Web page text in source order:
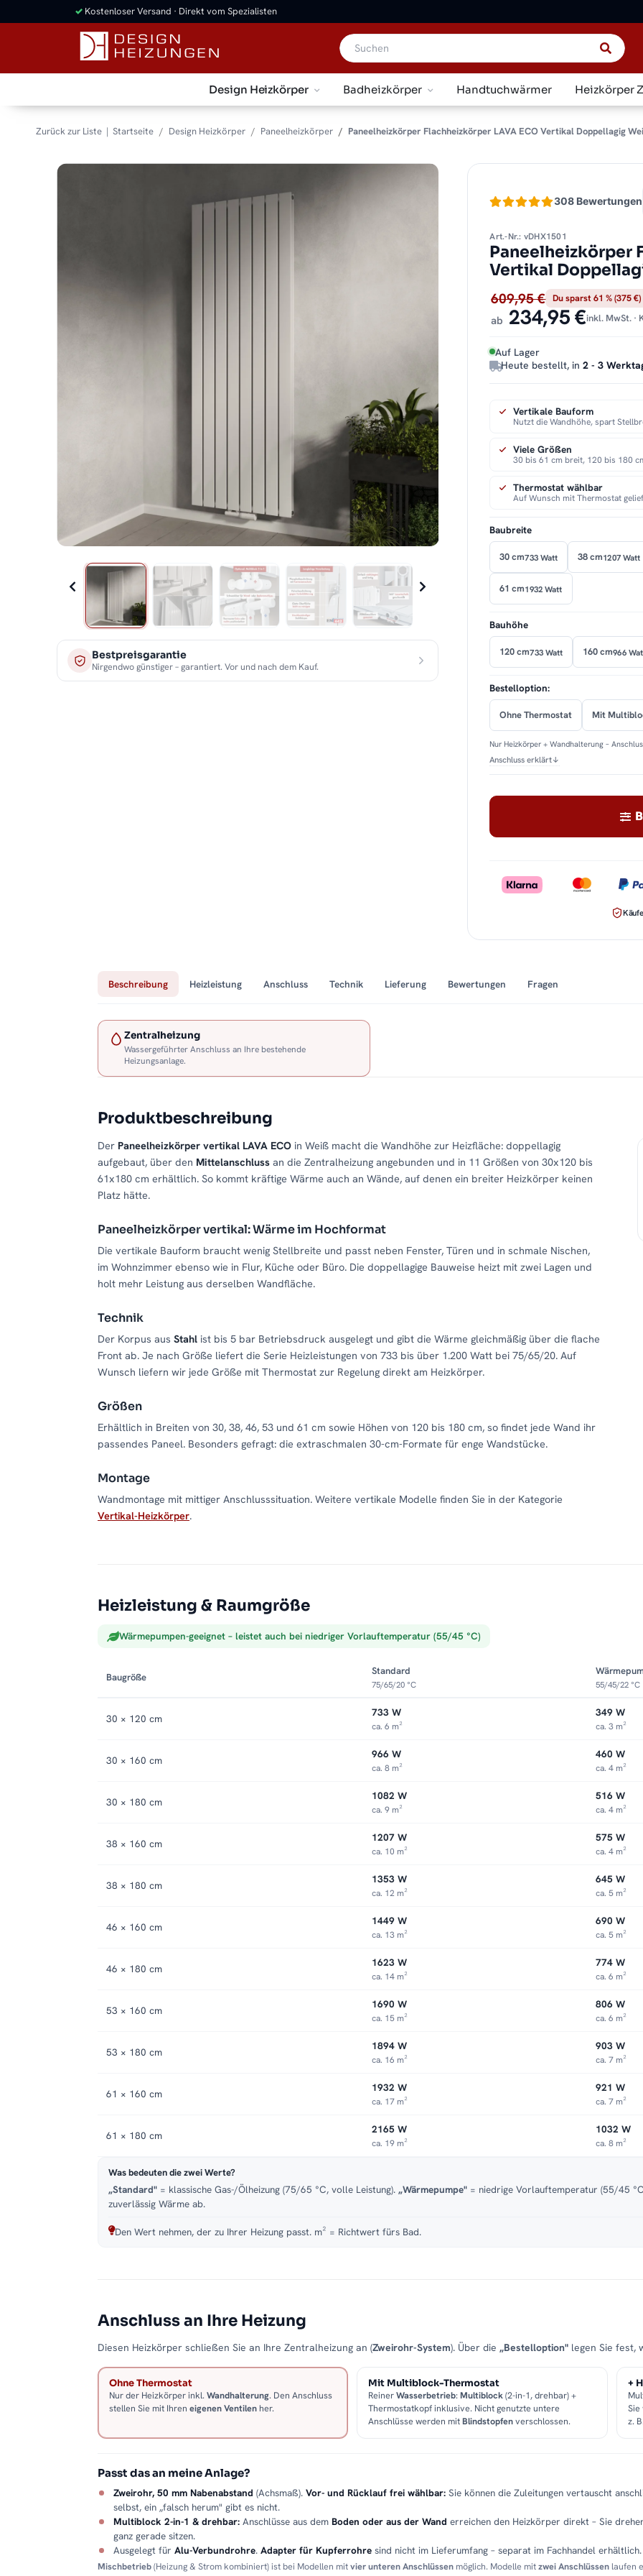
✓ Kostenloser Versand · Direkt vom Spezialisten
Design Heizkörper Badheizkörper Handtuchwärmer Heizkörper
Zurück zur Liste Startseite Design Heizkörper Paneelheizkörper Paneelheizkörper Flachheizkörper LAVA ECO Vertikal Doppellagig
Bestpreisgarantie
Nirgendwo günstiger – garantiert. Vor und nach dem Kauf.
308 Bewertungen
Art.-Nr.: vDHX1501
Paneelheizkörper
Vertikal
609,95 € Du sparst 61 % (375 €)
ab 234,95 €inkl. MwSt. ·
Auf Lager
Heute bestellt, in2 - 3
Vertikale Bauform
Nutzt die Wandhöhe, spart
Viele Größen
30 bis 61 cm breit, 120 bis 180
Thermostat wählbar
Auf Wunsch mit Thermostat
Baubreite
30 cm733 Watt 38 cm1207 Watt
61 cm1932 Watt
Bauhöhe
120 cm733 Watt 160 cm966
Bestelloption:
Ohne Thermostat Mit
Nur Heizkörper + Wandhalterung –
Anschluss erklärt↓
Beschreibung Heizleistung Anschluss Technik Lieferung Bewertungen Fragen
Zentralheizung
Wassergeführter Anschluss an Ihre bestehende
Heizungsanlage.
Produktbeschreibung
Der Paneelheizkörper vertikal LAVA ECO in Weiß macht die Wandhöhe zur Heizfläche: doppellagig
aufgebaut, über den Mittelanschluss an die Zentralheizung angebunden und in 11 Größen von 30x120 bis
61x180 cm erhältlich. So kommt kräftige Wärme auch an Wände, auf denen ein breiter Heizkörper keinen
Platz hätte.
Paneelheizkörper vertikal: Wärme im Hochformat
Die vertikale Bauform braucht wenig Stellbreite und passt neben Fenster, Türen und in schmale Nischen,
im Wohnzimmer ebenso wie in Flur, Küche oder Büro. Die doppellagige Bauweise heizt mit zwei Lagen und
holt mehr Leistung aus derselben Wandfläche.
Technik
Der Korpus aus Stahl ist bis 5 bar Betriebsdruck ausgelegt und gibt die Wärme gleichmäßig über die flache
Front ab. Je nach Größe liefert die Serie Heizleistungen von 733 bis über 1.200 Watt bei 75/65/20. Auf
Wunsch liefern wir jede Größe mit Thermostat zur Regelung direkt am Heizkörper.
Größen
Erhältlich in Breiten von 30, 38, 46, 53 und 61 cm sowie Höhen von 120 bis 180 cm, so findet jede Wand ihr
passendes Paneel. Besonders gefragt: die extraschmalen 30-cm-Formate für enge Wandstücke.
Montage
Wandmontage mit mittiger Anschlusssituation. Weitere vertikale Modelle finden Sie in der Kategorie
Vertikal-Heizkörper.
Heizleistung & Raumgröße
Wärmepumpen-geeignet – leistet auch bei niedriger Vorlauftemperatur (55/45 °C)
Baugröße
Standard
75/65/20 °C 55/45/22 °C
30 × 120 cm 733 W
ca. 6 m²
349 W
ca. 3 m²
30 × 160 cm 966 W
ca. 8 m²
460 W
ca. 4 m²
30 × 180 cm 1082 W
ca. 9 m²
516 W
ca. 4 m²
38 × 160 cm 1207 W
ca. 10 m²
575 W
ca. 4 m²
38 × 180 cm 1353 W
ca. 12 m²
645 W
ca. 5 m²
46 × 160 cm 1449 W
ca. 13 m²
690 W
ca. 5 m²
46 × 180 cm 1623 W
ca. 14 m²
774 W
ca. 6 m²
53 × 160 cm 1690 W
ca. 15 m²
806 W
ca. 6 m²
53 × 180 cm 1894 W
ca. 16 m²
903 W
ca. 7 m²
61 × 160 cm 1932 W
ca. 17 m²
921 W
ca. 7 m²
61 × 180 cm 2165 W
ca. 19 m²
1032 W
ca. 8 m²
Was bedeuten die zwei Werte?
„Standard" = klassische Gas-/Ölheizung (75/65 °C, volle Leistung). „Wärmepumpe" = niedrige Vorlauftemperatur (55/45
zuverlässig Wärme ab.
Den Wert nehmen, der zu Ihrer Heizung passt. m² = Richtwert fürs Bad.
Anschluss an Ihre Heizung
Diesen Heizkörper schließen Sie an Ihre Zentralheizung an (Zweirohr-System). Über die „Bestelloption" legen Sie fest,
Ohne Thermostat
Nur der Heizkörper inkl. Wandhalterung. Den Anschluss
stellen Sie mit Ihren eigenen Ventilen her.
Mit Multiblock-Thermostat
ReinerWasserbetrieb:Multiblock(2-in-1, drehbar) +
Thermostatkopf inklusive. Nicht genutzte untere
Anschlüsse werden mitBlindstopfenverschlossen.
+
z.
Passt das an meine Anlage?
Zweirohr, 50 mm Nabenabstand (Achsmaß). Vor- und Rücklauf frei wählbar: Sie können die Zuleitungen vertauscht
selbst, ein „falsch herum" gibt es nicht.
Multiblock 2-in-1 & drehbar: Anschlüsse aus dem Boden oder aus der Wand erreichen den Heizkörper direkt – Sie
ganz gerade sitzen.
Ausgelegt für Alu-Verbundrohre. Adapter für Kupferrohre sind nicht im Lieferumfang – separat im Fachhandel erhältlich.
Mischbetrieb(Heizung & Strom kombiniert) ist bei Modellen mitvier unteren Anschlüssen möglich. Modelle mitzwei Anschlüssen laufen